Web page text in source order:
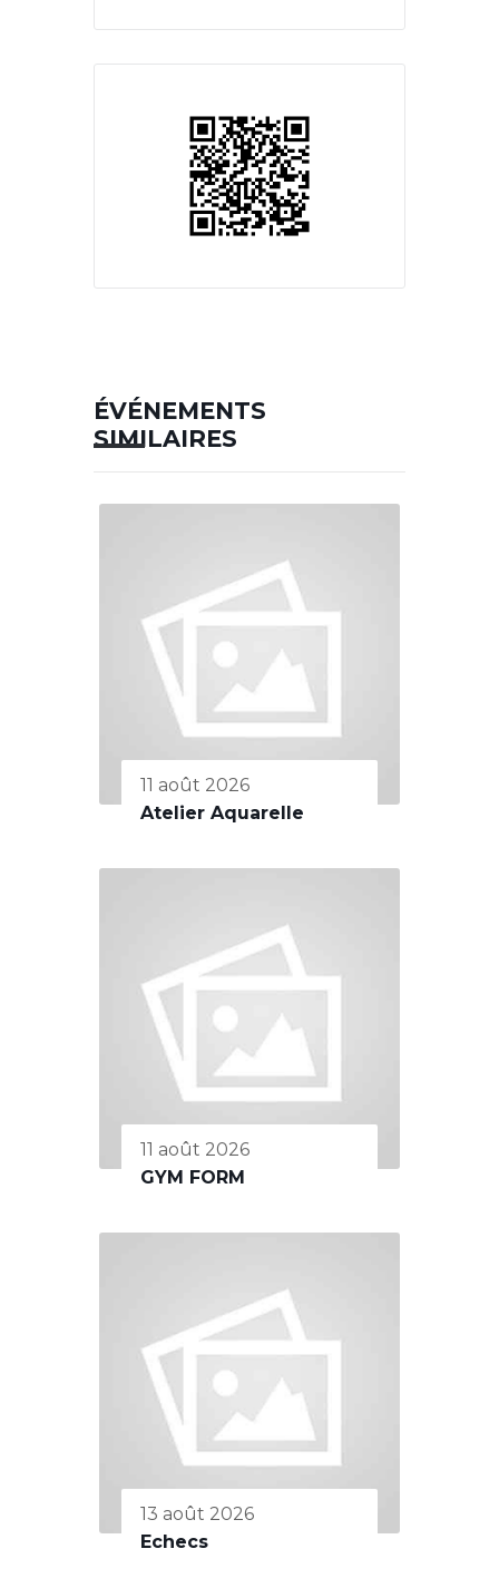
ÉVÉNEMENTS
SIMILAIRES
11 août 2026
Atelier Aquarelle
11 août 2026
GYM FORM
13 août 2026
Echecs